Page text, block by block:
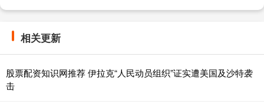
相关更新
股票配资知识网推荐 伊拉克“人民动员组织”证实遭美国及沙特袭
击